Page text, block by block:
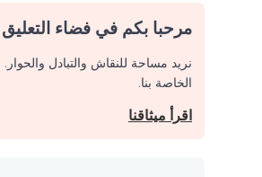
مرحبا بكم في فضاء التعليق
نريد مساحة للنقاش والتبادل
الخاصة بنا.
اقرأ ميثاقنا